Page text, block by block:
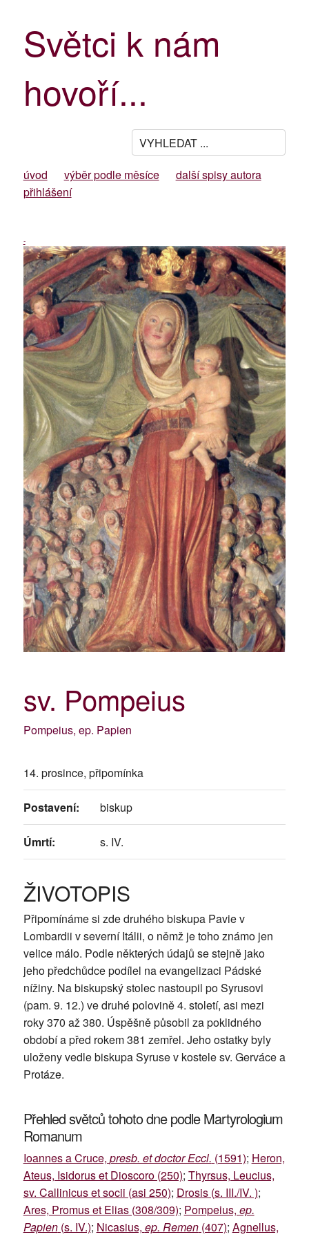
Světci k nám
hovoří...
úvod výběr podle měsíce
další spisy autora
přihlášení
-
sv. Pompeius
Pompeius, ep. Papien
14. prosince, připomínka
Postavení: biskup
Úmrtí: s. IV.
ŽIVOTOPIS
Připomínáme si zde druhého biskupa Pavie v
Lombardii v severní Itálii, o němž je toho známo jen
velice málo. Podle některých údajů se stejně jako
jeho předchůdce podílel na evangelizaci Pádské
nížiny. Na biskupský stolec nastoupil po Syrusovi
(pam. 9. 12.) ve druhé polovině 4. století, asi mezi
roky 370 až 380. Úspěšně působil za poklidného
období a před rokem 381 zemřel. Jeho ostatky byly
uloženy vedle biskupa Syruse v kostele sv. Gerváce a
Protáze.
Přehled světců tohoto dne podle Martyrologium
Romanum
Ioannes a Cruce, presb. et doctor Eccl. (1591); Heron,
Ateus, Isidorus et Dioscoro (250); Thyrsus, Leucius,
sv. Callinicus et socii (asi 250); Drosis (s. III./IV. );
Ares, Promus et Elias (308/309); Pompeius, ep.
Papien(s. IV.); Nicasius, ep. Remen(407); Agnellus,